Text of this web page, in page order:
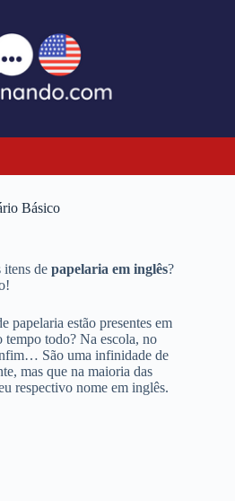
Básico
itens de papelaria em inglês?
papelaria estão presentes em
tempo todo? Na escola, no
São uma infinidade de
mas que na maioria das
respectivo nome em inglês.